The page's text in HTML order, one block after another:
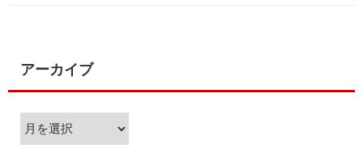
アーカイブ